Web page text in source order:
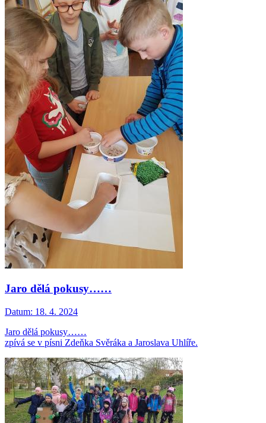
Jaro dělá pokusy……
Datum: 18. 4. 2024
Jaro dělá pokusy……
zpívá se v písni Zdeňka Svěráka a Jaroslava Uhlíře.